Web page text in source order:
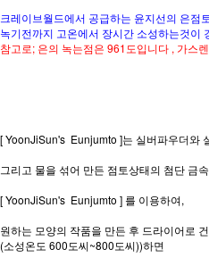
크레이브월드에서 공급하는 윤지선의 은점
녹기전까지 고온에서 장시간 소성하는것이
참고로; 은의 녹는점은 961도입니다 , 가스
[ YoonJiSun's Eunjumto ]는 실버파우더와
그리고 물을 섞어 만든 점토상태의 첨단 금
[ YoonJiSun's Eunjumto ] 를 이용하여,
원하는 모양의 작품을 만든 후 드라이어로
(소성온도 600도씨~800도씨))하면